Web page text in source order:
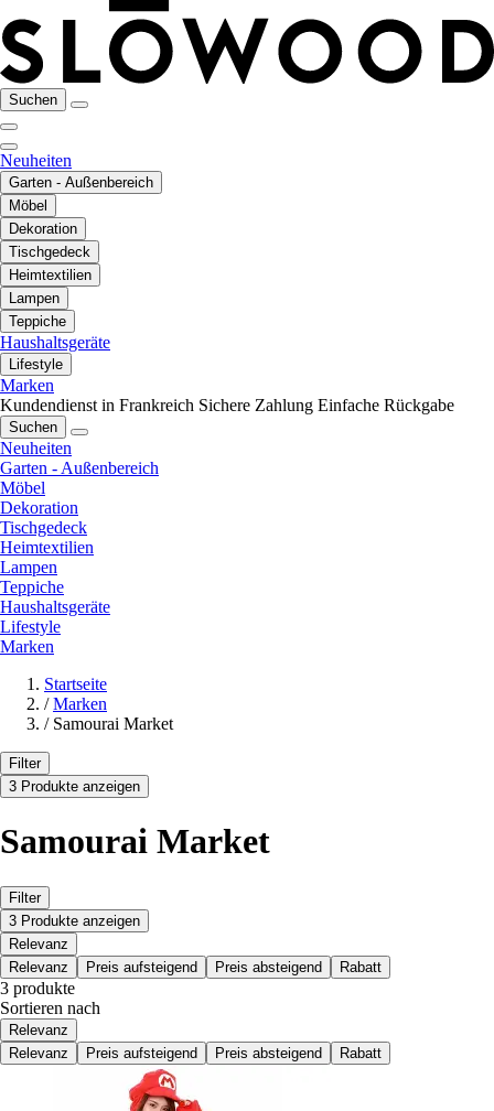
Suchen
Neuheiten
Garten - Außenbereich
Möbel
Dekoration
Tischgedeck
Heimtextilien
Lampen
Teppiche
Haushaltsgeräte
Lifestyle
Marken
Kundendienst in Frankreich Sichere Zahlung Einfache Rückgabe
Suchen
Neuheiten
Garten - Außenbereich
Möbel
Dekoration
Tischgedeck
Heimtextilien
Lampen
Teppiche
Haushaltsgeräte
Lifestyle
Marken
Startseite
/ Marken
/ Samourai Market
Filter
3 Produkte anzeigen
Samourai Market
Filter
3 Produkte anzeigen
Relevanz
Relevanz
Preis aufsteigend Preis absteigend Rabatt
3 produkte
Sortieren nach
Relevanz
Relevanz
Preis aufsteigend Preis absteigend Rabatt